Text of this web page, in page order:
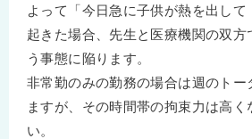
よって「今日急に子供が熱を出し
起きた場合、先生と医療機関の双方
う事態に陥ります。
非常勤のみの勤務の場合は週のトー
ますが、その時間帯の拘束力は高く
い。